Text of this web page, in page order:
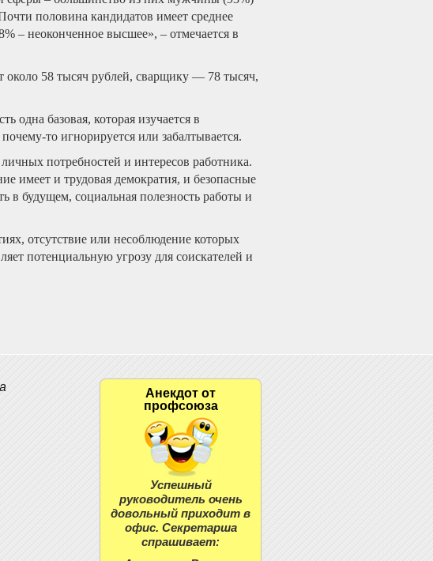
половина кандидатов имеет среднее
– неоконченное высшее», – отмечается в
около 58 тысяч рублей, сварщику — 78 тысяч,
базовая, которая изучается в
то игнорируется или забалтывается.
потребностей и интересов работника.
имеет и трудовая демократия, и безопасные
в будущем, социальная полезность работы и
отсутствие или несоблюдение которых
потенциальную угрозу для соискателей и
Анекдот от
профсоюза
Успешный
руководитель очень
довольный приходит в
офис. Секретарша
спрашивает: